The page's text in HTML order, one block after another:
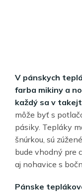
V pánskych
farba mikiny a
každý sa v
môže byť s
pásiky. Tepláky
šnúrkou, sú
bude vhodný pre
aj nohavice s
Pánske